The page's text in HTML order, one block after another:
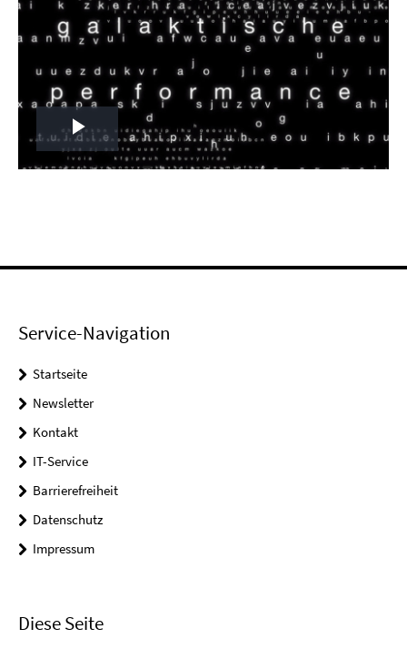
Play
Service-Navigation
Startseite
Newsletter
Kontakt
IT-Service
Barrierefreiheit
Datenschutz
Impressum
Diese Seite